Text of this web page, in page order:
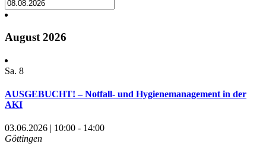
August 2026
Sa. 8
AUSGEBUCHT! – Notfall- und Hygienemanagement in der
AKI
03.06.2026 | 10:00 - 14:00
Göttingen